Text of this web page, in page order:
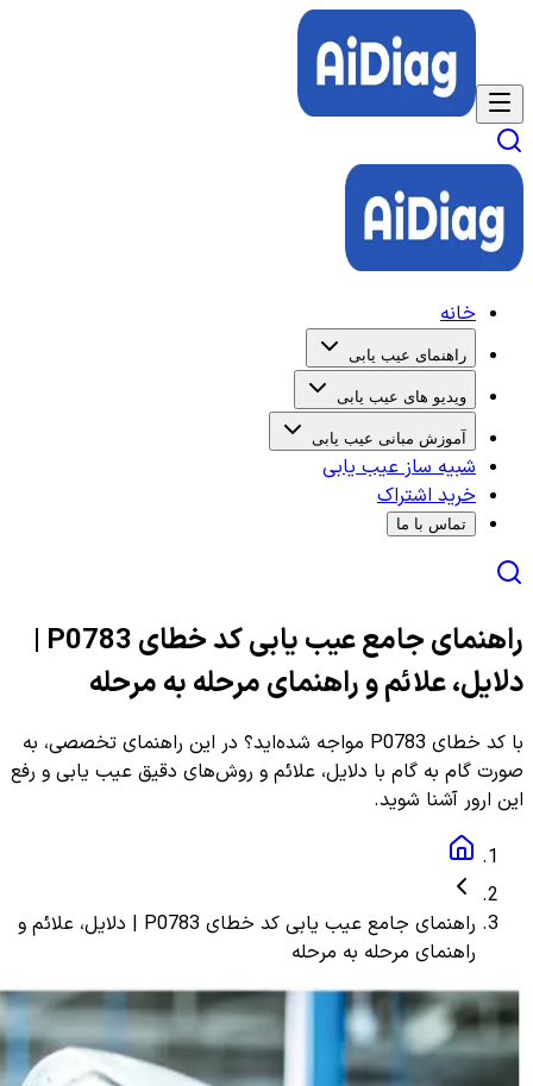
خانه
راهنمای عیب یابی
ویدیو های عیب یابی
آموزش مبانی عیب یابی
شبیه ساز عیب یابی
خرید اشتراک
تماس با ما
راهنمای جامع عیب یابی کد خطای P0783 |
دلایل، علائم و راهنمای مرحله به مرحله
با کد خطای P0783 مواجه شده‌اید؟ در این راهنمای تخصصی، به
صورت گام به گام با دلایل، علائم و روش‌های دقیق عیب یابی و رفع
این ارور آشنا شوید.
راهنمای جامع عیب یابی کد خطای P0783 | دلایل، علائم و
راهنمای مرحله به مرحله